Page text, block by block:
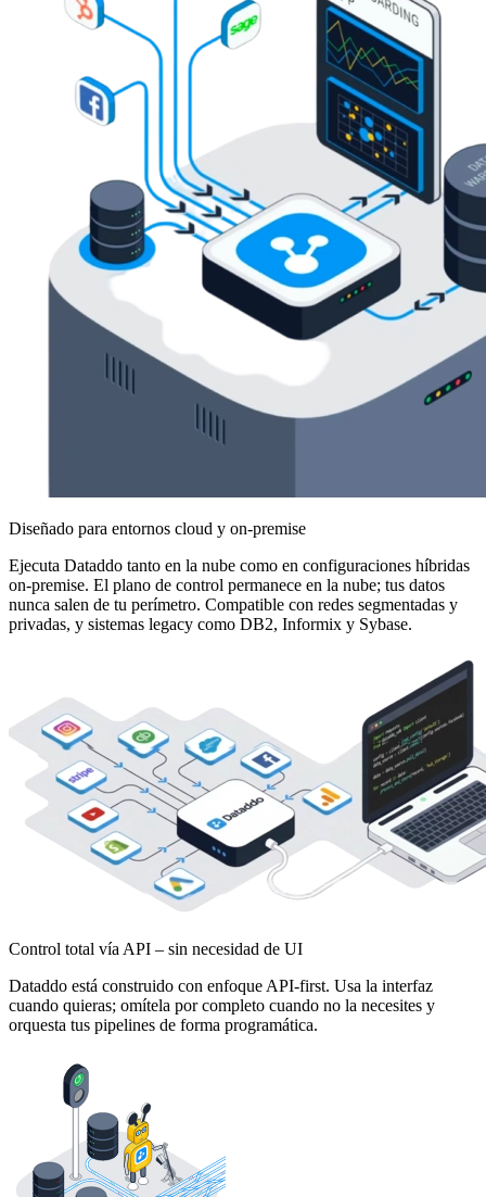
Diseñado para entornos cloud y on-premise
Ejecuta Dataddo tanto en la nube como en configuraciones híbridas
on-premise. El plano de control permanece en la nube; tus datos
nunca salen de tu perímetro. Compatible con redes segmentadas y
privadas, y sistemas legacy como DB2, Informix y Sybase.
Control total vía API – sin necesidad de UI
Dataddo está construido con enfoque API-first. Usa la interfaz
cuando quieras; omítela por completo cuando no la necesites y
orquesta tus pipelines de forma programática.